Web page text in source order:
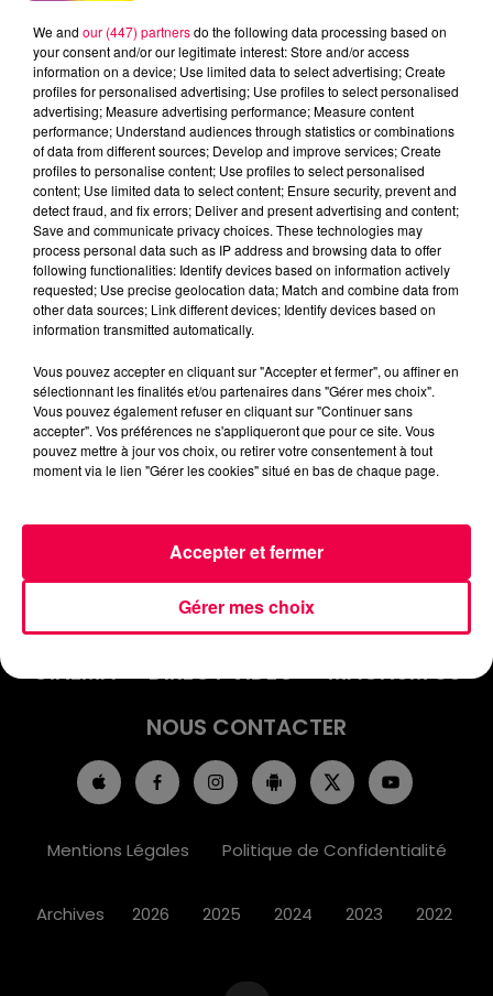
Flash infos
Crédit :Flash infos
podcasts/2022/05/2022-05-03-18-10-
50_Mardi_soir_18h_03_05_22.mp3
INFOS
EMISSIONS
JEUX
PODCASTS
CINÉMA
DIRECT VIDÉO
MAGNUM 80
NOUS CONTACTER
Mentions Légales Politique de Confidentialité
Archives 2026 2025 2024 2023 2022
We and our (447) partnersdo the following data processing based on
your consent and/or our legitimate interest: Store and/or access
information on a device; Use limited data to select advertising; Create
profiles for personalised advertising; Use profiles to select personalised
advertising; Measure advertising performance; Measure content
performance; Understand audiences through statistics or combinations
of data from different sources; Develop and improve services; Create
profiles to personalise content; Use profiles to select personalised
content; Use limited data to select content; Ensure security, prevent and
detect fraud, and fix errors; Deliver and present advertising and content;
Save and communicate privacy choices. These technologies may
process personal data such as IP address and browsing data to offer
following functionalities: Identify devices based on information actively
requested; Use precise geolocation data; Match and combine data from
other data sources; Link different devices; Identify devices based on
information transmitted automatically.
Vous pouvez accepter en cliquant sur "Accepter et fermer", ou affiner en
sélectionnant les finalités et/ou partenaires dans "Gérer mes choix".
Vous pouvez également refuser en cliquant sur "Continuer sans
accepter". Vos préférences ne s'appliqueront que pour ce site. Vous
pouvez mettre à jour vos choix, ou retirer votre consentement à tout
moment via le lien "Gérer les cookies" situé en bas de chaque page.
Gérer mes choix
Accepter et fermer